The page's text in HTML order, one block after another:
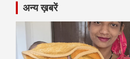
अन्य ख़बरें